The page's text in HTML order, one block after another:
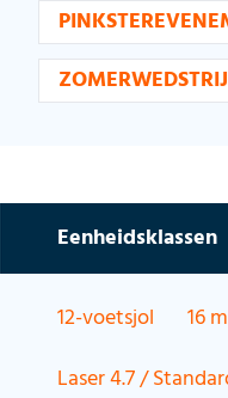
Eenheidsklassen
12-voetsjol 16
Laser 4.7 /